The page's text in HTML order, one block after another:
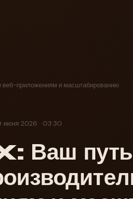
веб-приложениям и масштабированию
июня 2026 · 03:30
путь